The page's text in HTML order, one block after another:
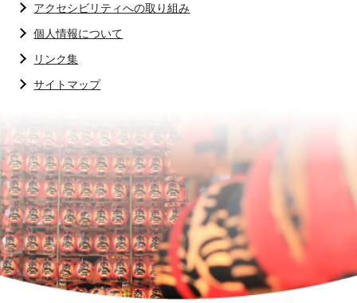
アクセシビリティへの取り組み
個人情報について
リンク集
サイトマップ